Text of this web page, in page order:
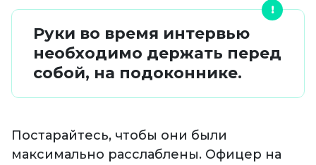
Руки во время интервью
необходимо держать перед
собой, на подоконнике.
Постарайтесь, чтобы они были
максимально расслаблены. Офицер на